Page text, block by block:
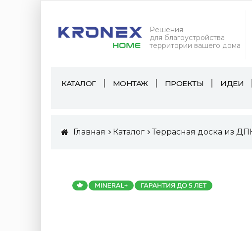
Решения
для благоустройства
территории вашего дома
КАТАЛОГ МОНТАЖ ПРОЕКТЫ ИДЕИ
Главная Каталог Террасная доска из